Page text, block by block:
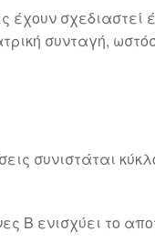
έχουν σχεδιαστεί
συνταγή,
συνιστάται
Β ενισχύει το